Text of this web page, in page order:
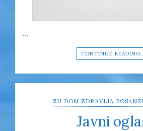
…
CONTINUE
ZU DOM ZDRAVLJA
Javni